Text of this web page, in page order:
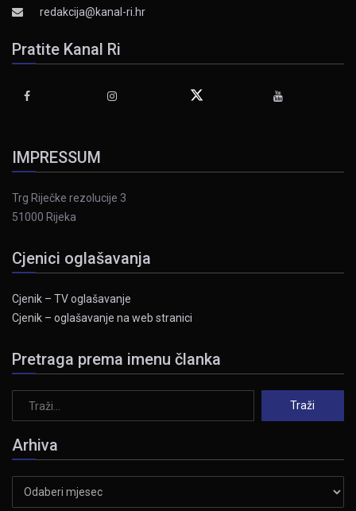
redakcija@kanal-ri.hr
Pratite Kanal Ri
IMPRESSUM
Trg Riječke rezolucije 3
51000 Rijeka
Cjenici oglašavanja
Cjenik – TV oglašavanje
Cjenik – oglašavanje na web stranici
Pretraga prema imenu članka
Arhiva